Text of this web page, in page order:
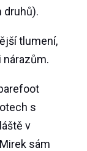
druhů).
tlumení,
nárazům.
s
v
sám